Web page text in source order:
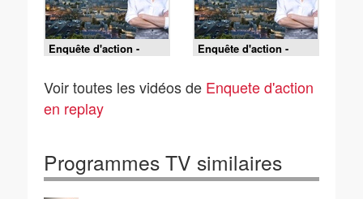
Enquête d'action -
Alerte sous les
gendarmes de Guyane
Enquête d'action -
Braqueurs et forcenés :
Guadeloupe font face !
Voir toutes les vidéos de Enquete d'action
en replay
Programmes TV similaires